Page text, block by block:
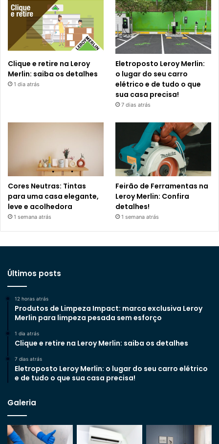
Clique e retire na Leroy
Merlin: saiba os detalhes
1 dia atrás
Eletroposto Leroy Merlin:
o lugar do seu carro
elétrico e de tudo o que
sua casa precisa!
7 dias atrás
Cores Neutras: Tintas
para uma casa elegante,
leve e acolhedora
1 semana atrás
Feirão de Ferramentas na
Leroy Merlin: Confira
detalhes!
1 semana atrás
Últimos posts
12 horas atrás
Produtos de Limpeza Impact: marca exclusiva Leroy
Merlin para limpeza pesada sem esforço
1 dia atrás
Clique e retire na Leroy Merlin: saiba os detalhes
7 dias atrás
Eletroposto Leroy Merlin: o lugar do seu carro elétrico
e de tudo o que sua casa precisa!
Galeria